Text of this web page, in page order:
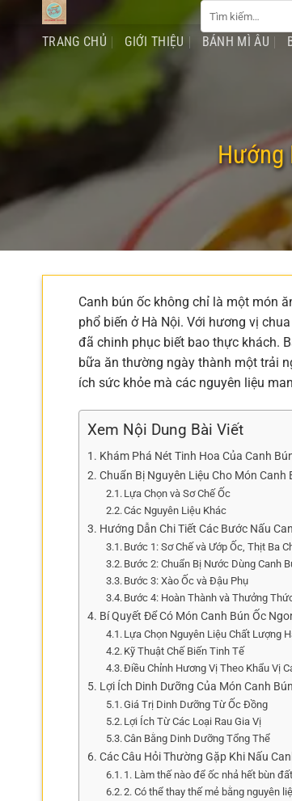
dung
Tìm
kiếm:
TRANG CHỦ GIỚI THIỆU BÁNH MÌ ÂU
Hướng
Canh bún ốc không chỉ là một món
phổ biến ở Hà Nội. Với hương vị
đã chinh phục biết bao thực khách.
bữa ăn thường ngày thành một trải
ích sức khỏe mà các nguyên liệu
Xem Nội Dung Bài Viết
Khám Phá Nét Tinh Hoa Của Canh
Chuẩn Bị Nguyên Liệu Cho Món Canh
Lựa Chọn và Sơ Chế Ốc
Các Nguyên Liệu Khác
Hướng Dẫn Chi Tiết Các Bước Nấu
Bước 1: Sơ Chế và Ướp Ốc, Thịt Ba
Bước 2: Chuẩn Bị Nước Dùng Canh
Bước 3: Xào Ốc và Đậu Phụ
Bước 4: Hoàn Thành và Thưởng
Bí Quyết Để Có Món Canh Bún Ốc
Lựa Chọn Nguyên Liệu Chất Lượng
Kỹ Thuật Chế Biến Tinh Tế
Điều Chỉnh Hương Vị Theo Khẩu Vị
Lợi Ích Dinh Dưỡng Của Món Canh
Giá Trị Dinh Dưỡng Từ Ốc Đồng
Lợi Ích Từ Các Loại Rau Gia Vị
Cân Bằng Dinh Dưỡng Tổng Thể
Các Câu Hỏi Thường Gặp Khi Nấu
1. Làm thế nào để ốc nhả hết bùn
2. Có thể thay thế mẻ bằng nguyên